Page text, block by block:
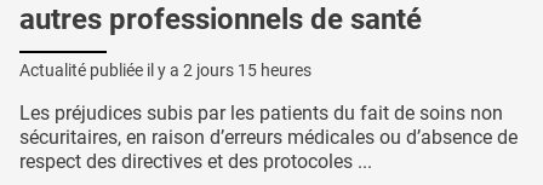
autres professionnels de santé
Actualité publiée il y a 2 jours 15 heures
Les préjudices subis par les patients du fait de soins non
sécuritaires, en raison d’erreurs médicales ou d’absence de
respect des directives et des protocoles ...